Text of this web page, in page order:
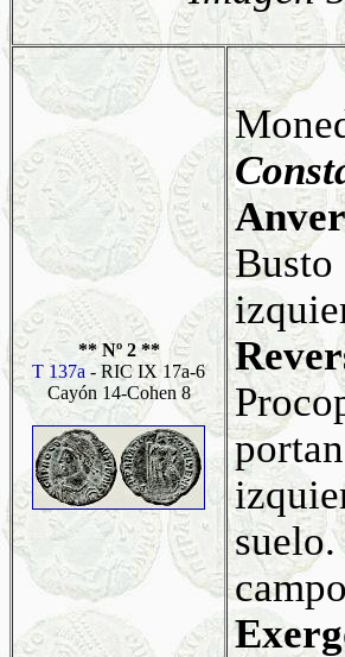
** Nº 2 **
T 137a - RIC IX 17a-6
Cayón 14-Cohen 8
Busto